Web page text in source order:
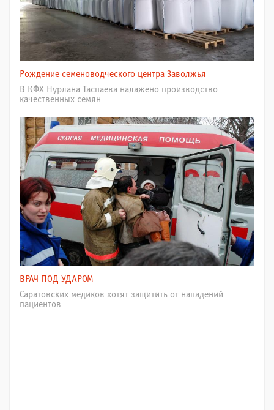
Рождение семеноводческого центра Заволжья
В КФХ Нурлана Таспаева налажено производство
качественных семян
ВРАЧ ПОД УДАРОМ
Саратовских медиков хотят защитить от нападений
пациентов